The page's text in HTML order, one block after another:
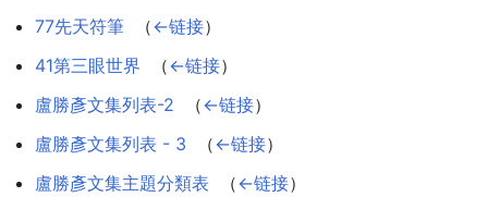
77先天符筆
（←链接）
41第三眼世界
（←链接）
盧勝彥文集列表-2
（←链接）
盧勝彥文集列表 - 3
（←链接）
盧勝彥文集主題分類表
（←链接）